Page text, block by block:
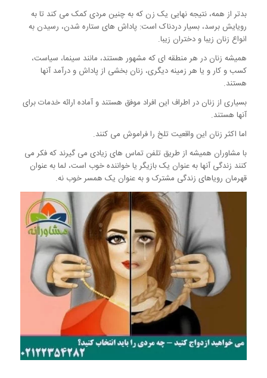
بدتر از همه، نتیجه نهایی یک زن که به چنین مردی کمک می کند تا به
رویایش برسد، بسیار دردناک است: پاداش های ستاره شدن، رسیدن به
انواع زنان زیبا و دختران زیبا.
همیشه زنان در هر منطقه ای که مشهور هستند، مانند سینما، سیاست،
کسب و کار و یا هر زمینه دیگری، زنان بخشی از پاداش و درآمد آنها
هستند.
بسیاری از زنان در اطراف این افراد موفق هستند و آماده ارائه خدمات برای
آنها هستند.
اما اکثر زنان این واقعیت تلخ را فراموش می کنند.
با مشاوران همیشه از طریق تلفن تماس های زیادی می گیرند که فکر می
کنند زندگی آنها به عنوان یک بازیگر یا خواننده خوب است، لما به عنوان
قهرمان رویاهای زندگی مشترک و به عنوان یک همسر خوب نه.